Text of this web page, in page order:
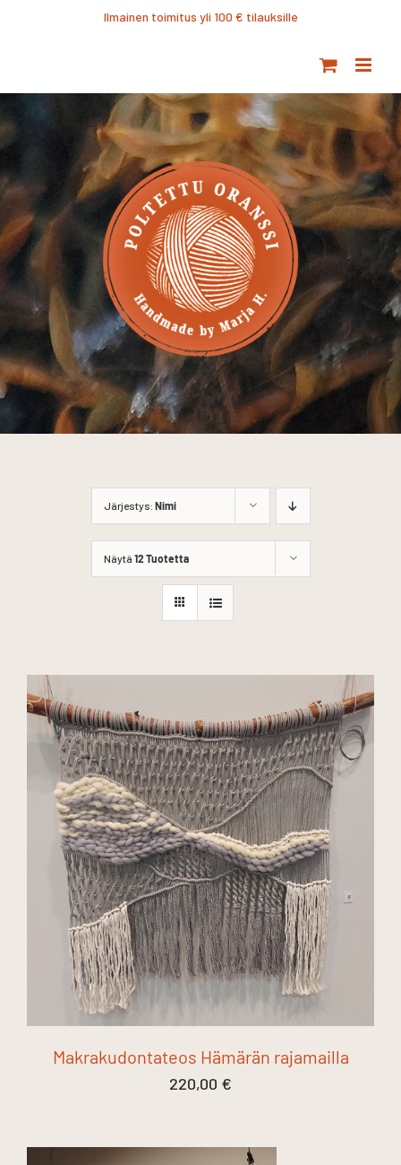
Ilmainen toimitus yli 100 € tilauksille
Järjestys: Nimi
Näytä 12 Tuotetta
Makrakudontateos Hämärän rajamailla
220,00 €